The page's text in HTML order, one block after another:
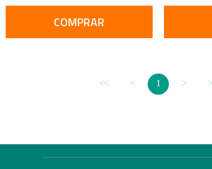
COMPRAR
1